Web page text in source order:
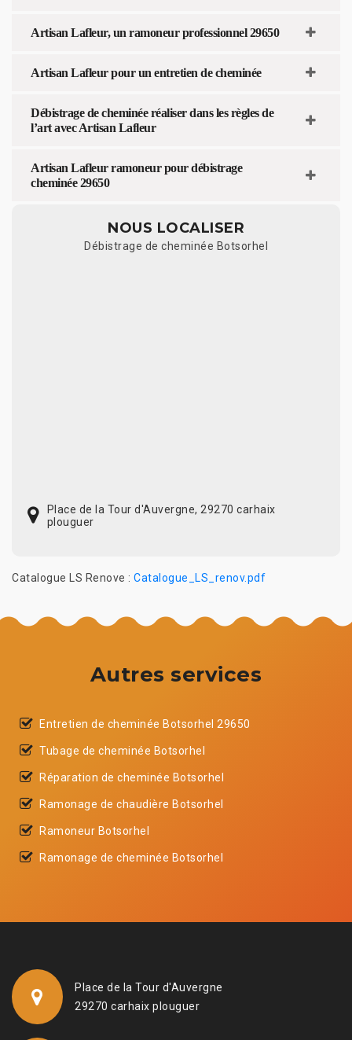
Artisan Lafleur, un ramoneur professionnel 29650
Artisan Lafleur pour un entretien de cheminée
Débistrage de cheminée réaliser dans les règles de
l’art avec Artisan Lafleur
Artisan Lafleur ramoneur pour débistrage
cheminée 29650
NOUS LOCALISER
Débistrage de cheminée Botsorhel
Place de la Tour d'Auvergne, 29270 carhaix
plouguer
Catalogue LS Renove : Catalogue_LS_renov.pdf
Autres services
Entretien de cheminée Botsorhel 29650
Tubage de cheminée Botsorhel
Réparation de cheminée Botsorhel
Ramonage de chaudière Botsorhel
Ramoneur Botsorhel
Ramonage de cheminée Botsorhel
Place de la Tour d'Auvergne
29270 carhaix plouguer